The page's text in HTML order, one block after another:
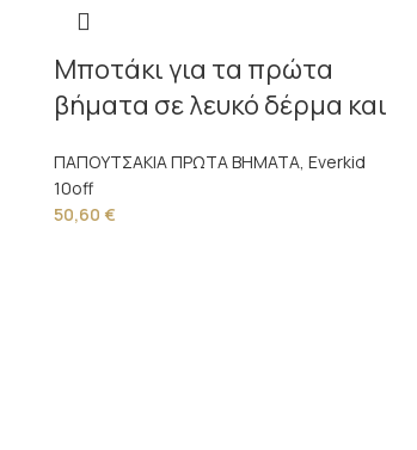
Μποτάκι για τα πρώτα
βήματα σε λευκό δέρμα και
ΠΑΠΟΥΤΣΑΚΙΑ ΠΡΩΤΑ ΒΗΜΑΤΑ, Everkid
10off
50,60 €